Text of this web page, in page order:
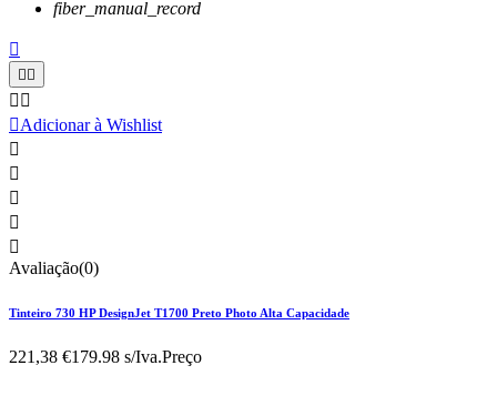
fiber_manual_record

 
 
Adicionar à Wishlist





Avaliação(0)
Tinteiro 730 HP DesignJet T1700 Preto Photo Alta Capacidade
221,38 €179.98 s/Iva.Preço